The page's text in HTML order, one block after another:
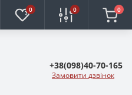
0 0 0
+38(098)40-70-165
Замовити дзвінок